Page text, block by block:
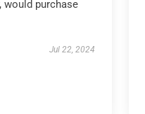
would purchase
Jul 22, 2024